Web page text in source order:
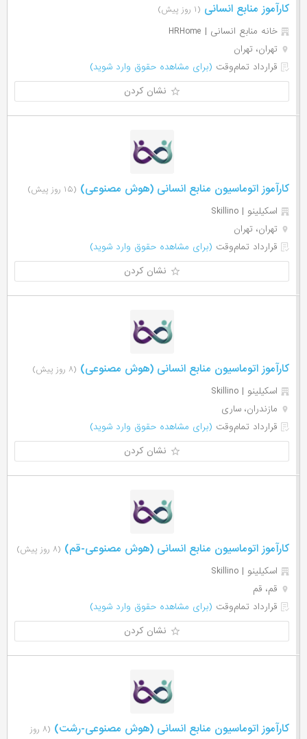
کارآموز منابع انسانی (۱ روز پیش)
خانه منابع انسانی | HRHome
تهران، تهران
قرارداد تمام‌وقت (برای مشاهده حقوق وارد شوید)
نشان کردن
کارآموز اتوماسیون منابع انسانی (هوش مصنوعی) (۱۵ روز پیش)
اسکیلینو | Skillino
تهران، تهران
قرارداد تمام‌وقت (برای مشاهده حقوق وارد شوید)
نشان کردن
کارآموز اتوماسیون منابع انسانی (هوش مصنوعی) (۸ روز پیش)
اسکیلینو | Skillino
مازندران، ساری
قرارداد تمام‌وقت (برای مشاهده حقوق وارد شوید)
نشان کردن
کارآموز اتوماسیون منابع انسانی (هوش مصنوعی-قم) (۸ روز پیش)
اسکیلینو | Skillino
قم، قم
قرارداد تمام‌وقت (برای مشاهده حقوق وارد شوید)
نشان کردن
کارآموز اتوماسیون منابع انسانی (هوش مصنوعی-رشت)
(۸ روز